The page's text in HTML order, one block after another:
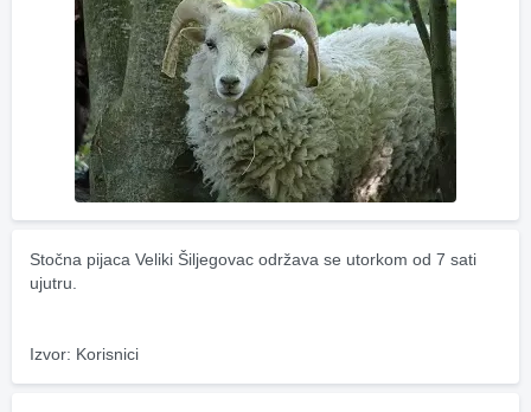
Stočna pijaca Veliki Šiljegovac održava se utorkom od 7 sati
ujutru.
Izvor: Korisnici